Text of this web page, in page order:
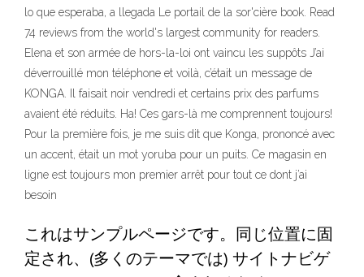
lo que esperaba, a llegada Le portail de la sor'cière book. Read
74 reviews from the world's largest community for readers.
Elena et son armée de hors-la-loi ont vaincu les suppôts J’ai
déverrouillé mon téléphone et voilà, c’était un message de
KONGA. Il faisait noir vendredi et certains prix des parfums
avaient été réduits. Ha! Ces gars-là me comprennent toujours!
Pour la première fois, je me suis dit que Konga, prononcé avec
un accent, était un mot yoruba pour un puits. Ce magasin en
ligne est toujours mon premier arrêt pour tout ce dont j’ai
besoin
これはサンプルページです。同じ位置に固
定され、(多くのテーマでは) サイトナビゲ